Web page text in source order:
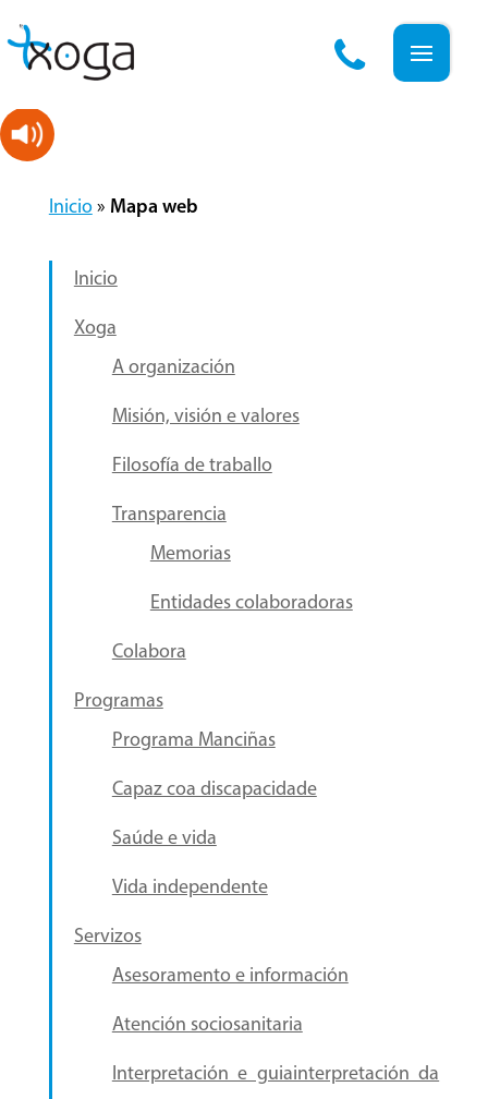
content
Inicio» Mapa web
Inicio
Xoga
A organización
Misión, visión e valores
Filosofía de traballo
Transparencia
Memorias
Entidades colaboradoras
Colabora
Programas
Programa Manciñas
Capaz coa discapacidade
Saúde e vida
Vida independente
Servizos
Asesoramento e información
Atención sociosanitaria
Interpretación e guiainterpretación da